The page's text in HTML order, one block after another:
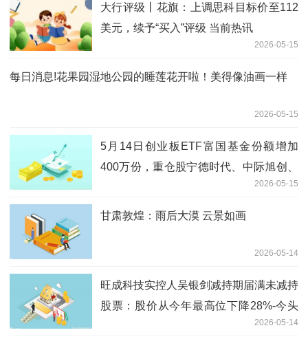
大行评级丨花旗：上调思科目标价至112
美元，续予“买入”评级 当前热讯
2026-05-15
每日消息!花果园湿地公园的睡莲花开啦！美得像油画一样
2026-05-15
5月14日创业板ETF富国基金份额增加
400万份，重仓股宁德时代、中际旭创、
2026-05-15
甘肃敦煌：雨后大漠 云景如画
2026-05-14
旺成科技实控人吴银剑减持期届满未减持
股票：股价从今年最高位下降28%-今头
2026-05-14